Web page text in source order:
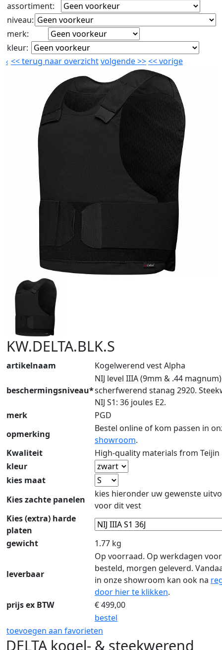
assortiment:
niveau:
merk:
kleur:
<<terug naar overzichtvolgende>><<vorige
KW.DELTA.BLK.S
artikelnaam Kogelwerend vest Alpha
beschermingsniveau*
NIJ level IIIA (9mm & .44
scherfwerend stanag 2920.
NIJ S1: 36 joules E2.
merk
PGD
opmerking
Bestel online of kom passen in
showroom.
Kwaliteit
High-quality materials from Teijin
kleur
kies maat
Kies zachte panelen
kies hieronder uw gewenste
voor dit vest
Kies (extra) harde
platen
gewicht
1.77 kg
leverbaar
Op voorraad. Op werkdagen
besteld, morgen geleverd.
in onze showroom kan ook na
door hier te klikken.
prijs ex BTW
€499,00
bestel
toevoegen aan favorieten
DELTA kogel- & steekwerend